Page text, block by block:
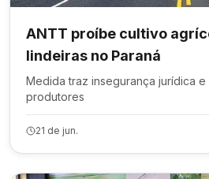
ANTT proíbe cultivo
lindeiras no Paraná
Medida traz insegurança jurídica
produtores
21 de jun.